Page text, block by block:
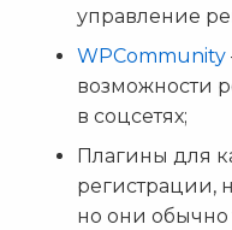
управление
WPCommunity
возможности
в соцсетях;
Плагины для
регистрации,
но они